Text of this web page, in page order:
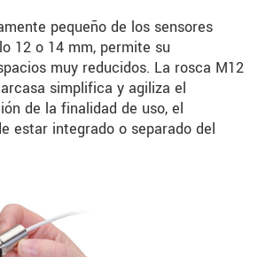
pequeño de los sensores
12 o 14 mm, permite su
muy reducidos. La rosca M12
simplifica y agiliza el
de la finalidad de uso, el
estar integrado o separado del